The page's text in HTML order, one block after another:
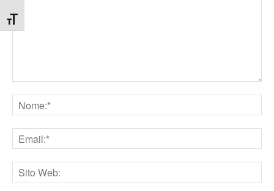
Attiva/disattiva dimensione testo
Nome
Email
Sito
web